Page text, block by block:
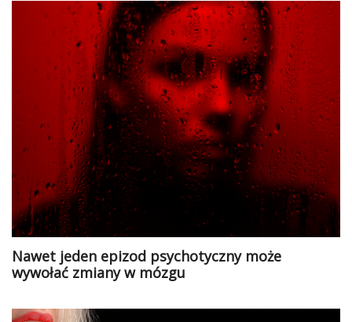
Nawet jeden epizod psychotyczny może
wywołać zmiany w mózgu